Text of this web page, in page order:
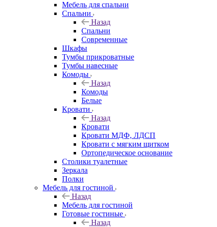
Мебель для спальни
Спальни
Назад
Спальни
Современные
Шкафы
Тумбы прикроватные
Тумбы навесные
Комоды
Назад
Комоды
Белые
Кровати
Назад
Кровати
Кровати МДФ, ЛДСП
Кровати с мягким щитком
Ортопедическое основание
Столики туалетные
Зеркала
Полки
Мебель для гостиной
Назад
Мебель для гостиной
Готовые гостиные
Назад